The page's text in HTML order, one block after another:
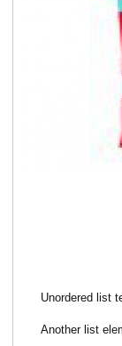
Unordered list
Another list